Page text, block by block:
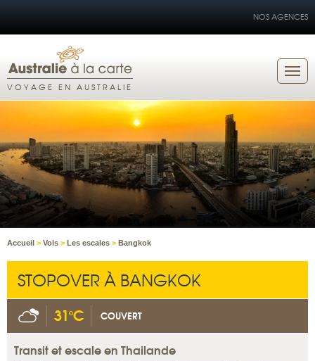
NOS AGENCES
VOYAGE EN AUSTRALIE
Accueil > Vols > Les escales > Bangkok
STOPOVER À BANGKOK
31°C COUVERT
Transit et escale en Thailande